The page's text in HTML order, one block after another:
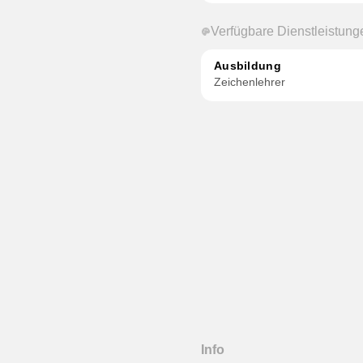
Verfügbare
Ausbildung
Zeichenlehrer
Info